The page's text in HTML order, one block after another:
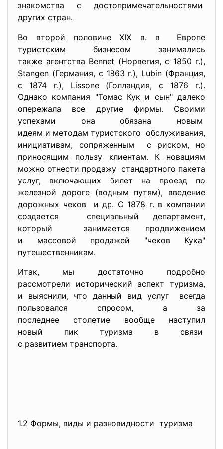
знакомства с достопримечательностями
других стран.
Во второй половине XIX в. в Европе
туристским бизнесом занимались
также агентства Bennet (Норвегия, с 1850 г.),
Stangen (Германия, с 1863 г.), Lubin (Франция,
с 1874 г.), Lissone (Голландия, с 1876 г.).
Однако компания "Томас Кук и сын" далеко
опережала все другие фирмы. Своими
успехами она обязана новым
идеям и методам туристского обслуживания,
инициативам, сопряженным с риском, но
приносящим пользу клиентам. К новациям
можно отнести продажу стандартного пакета
услуг, включающих билет на проезд по
железной дороге (водным путям), введение
дорожных чеков и др. С 1878 г. в компании
создается специальный департамент,
который занимается продвижением
и массовой продажей "чеков Кука"
путешественникам.
Итак, мы достаточно подробно
рассмотрели исторический аспект туризма,
и выяснили, что данный вид услуг всегда
пользовался спросом, а за
последнее столетие вообще наступил
новый пик туризма в связи
с развитием транспорта.
1.2 Формы, виды и разновидности туризма